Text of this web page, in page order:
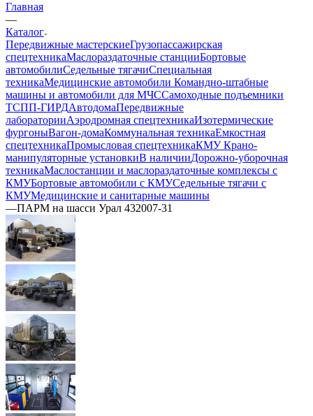
Главная
—
Каталог
Передвижные мастерскиеГрузопассажирская
спецтехникаМаслораздаточные станцииБортовые
автомобилиСедельные тягачиСпециальная
техникаМедицинские автомобили Командно-штабные
машины и автомобили для МЧССамоходные подъемники
ТСПП-ГИРДАвтодомаПередвижные
лабораторииАэродромная спецтехникаИзотермические
фургоныВагон-домаКоммунальная техникаЕмкостная
спецтехникаПромысловая спецтехникаКМУ Крано-
манипуляторные установкиВ наличииДорожно-уборочная
техникаМаслостанции и маслораздаточные комплексы с
КМУБортовые автомобили с КМУСедельные тягачи с
КМУМедицинские и санитарные машины
—ПАРМ на шасси Урал 432007-31